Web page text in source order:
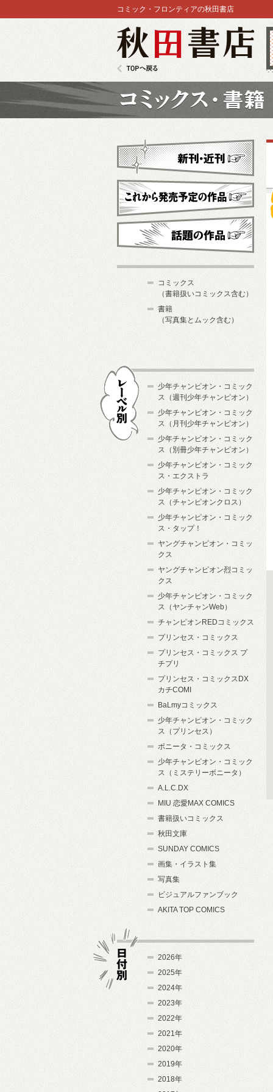
コミック・フロンティアの秋田書店
新刊・近刊
これから発売予定
コミックス
（書籍扱いコミックス含む）
書籍
（写真集とムック含む）
少年チャンピオン・コミック
ス（週刊少年チャンピオン）
少年チャンピオン・コミック
ス（月刊少年チャンピオン）
少年チャンピオン・コミック
ス（別冊少年チャンピオン）
少年チャンピオン・コミック
ス・エクストラ
少年チャンピオン・コミック
ス（チャンピオンクロス）
少年チャンピオン・コミック
ス・タップ！
ヤングチャンピオン・コミッ
クス
ヤングチャンピオン烈コミッ
クス
少年チャンピオン・コミック
ス（ヤンチャンWeb）
チャンピオンREDコミックス
プリンセス・コミックス
プリンセス・コミックス プ
チプリ
プリンセス・コミックスDX
カチCOMI
BaLmyコミックス
少年チャンピオン・コミック
ス（プリンセス）
ボニータ・コミックス
少年チャンピオン・コミック
ス（ミステリーボニータ）
A.L.C.DX
MIU 恋愛MAX COMICS
書籍扱いコミックス
秋田文庫
SUNDAY COMICS
画集・イラスト集
写真集
ビジュアルファンブック
AKITA TOP COMICS
2026年
2025年
2024年
2023年
2022年
2021年
2020年
2019年
2018年